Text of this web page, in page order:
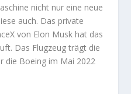
nicht nur eine neue
auch. Das private
von Elon Musk hat das
Das Flugzeug trägt die
die Boeing im Mai 2022